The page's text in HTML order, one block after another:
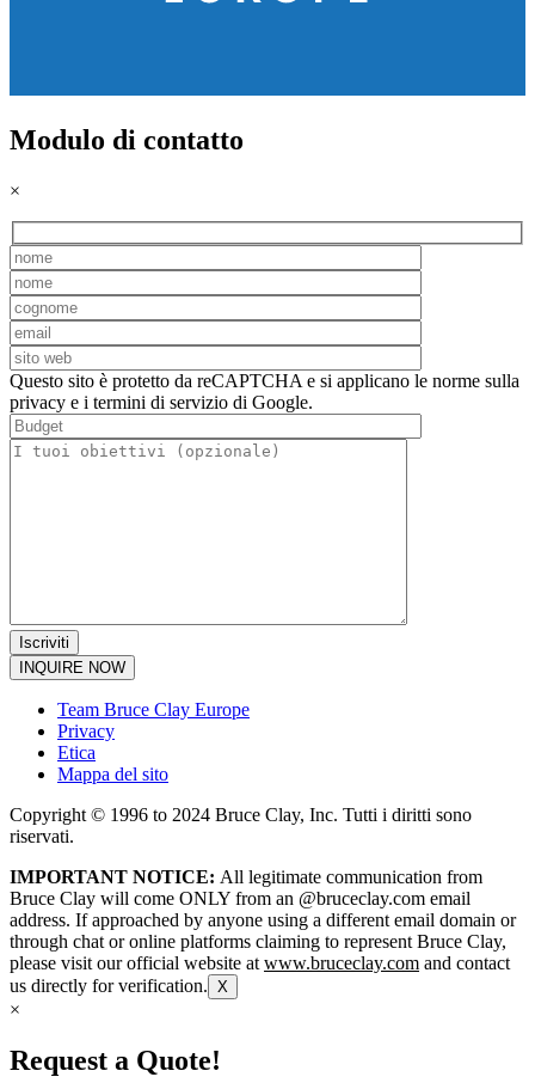
Modulo di contatto
×
Questo sito è protetto da reCAPTCHA e si applicano le norme sulla
privacy e i termini di servizio di Google.
INQUIRE NOW
Team Bruce Clay Europe
Privacy
Etica
Mappa del sito
Copyright © 1996 to 2024 Bruce Clay, Inc. Tutti i diritti sono
riservati.
IMPORTANT NOTICE: All legitimate communication from
Bruce Clay will come ONLY from an @bruceclay.com email
address. If approached by anyone using a different email domain or
through chat or online platforms claiming to represent Bruce Clay,
please visit our official website at www.bruceclay.com and contact
us directly for verification. X
×
Request a Quote!